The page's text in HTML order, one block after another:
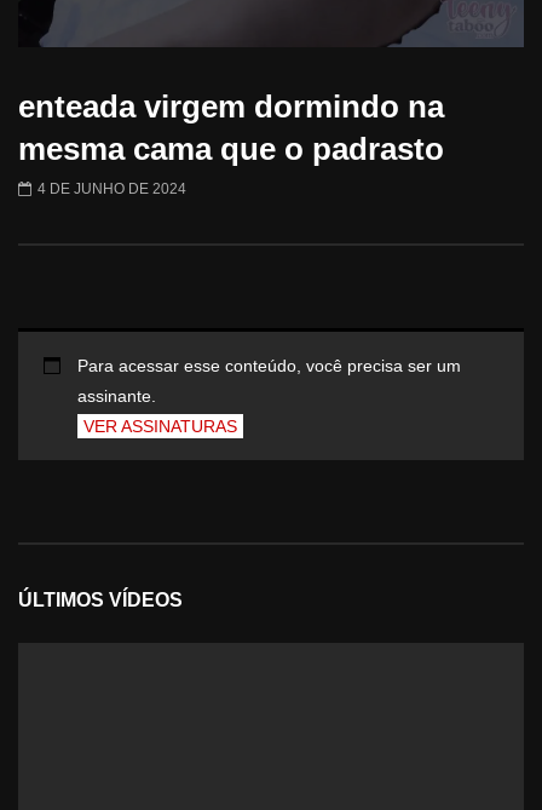
enteada virgem dormindo na
mesma cama que o padrasto
4 DE JUNHO DE 2024
Para acessar esse conteúdo, você precisa ser um
assinante.
VER ASSINATURAS
ÚLTIMOS VÍDEOS